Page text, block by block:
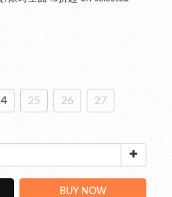
25 26 27
BUY NOW